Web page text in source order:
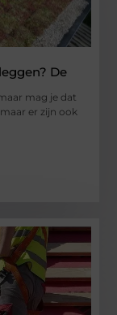
De
mag je dat
er zijn ook